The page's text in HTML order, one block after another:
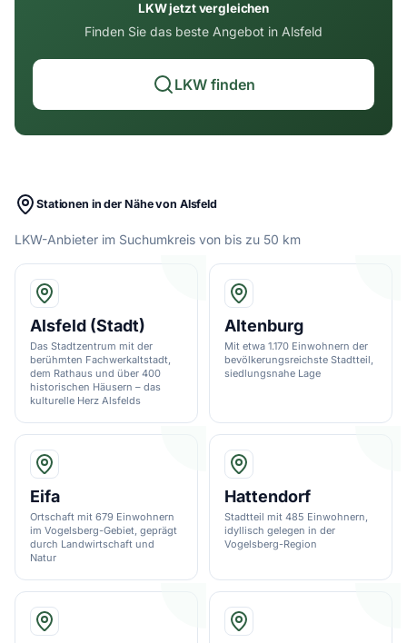
LKW jetzt vergleichen
Finden Sie das beste Angebot in Alsfeld
LKW finden
Stationen in der Nähe von Alsfeld
LKW-Anbieter im Suchumkreis von bis zu 50 km
Alsfeld (Stadt)
Das Stadtzentrum mit der
berühmten Fachwerkaltstadt,
dem Rathaus und über 400
historischen Häusern – das
kulturelle Herz Alsfelds
Altenburg
Mit etwa 1.170 Einwohnern der
bevölkerungsreichste Stadtteil,
siedlungsnahe Lage
Eifa
Ortschaft mit 679 Einwohnern
im Vogelsberg-Gebiet, geprägt
durch Landwirtschaft und
Natur
Hattendorf
Stadtteil mit 485 Einwohnern,
idyllisch gelegen in der
Vogelsberg-Region